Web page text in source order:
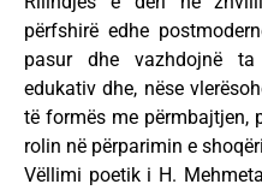
përfshirë edhe
pasur dhe vazhdojnë
edukativ dhe, nëse
të formës me përmbajtjen,
rolin në përparimin e
Vëllimi poetik i H.